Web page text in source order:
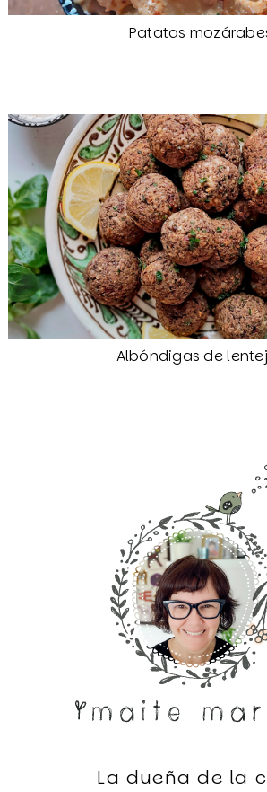
Patatas
Albóndigas de
La dueña de la